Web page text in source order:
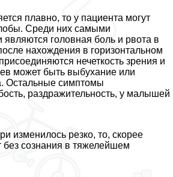
плавно, то у пациента могут
Среди них самыми
головная боль и рвота в
нахождения в горизонтальном
нечеткость зрения и
может быть выбухание или
Остальные симптомы
раздражительность, у малышей
изменилось резко, то, скорее
без сознания в тяжелейшем